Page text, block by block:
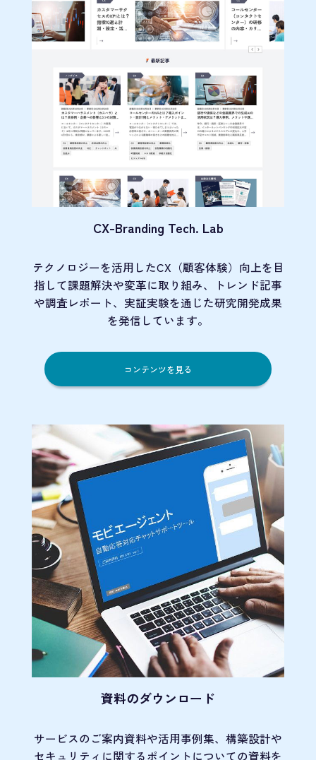
CX-Branding Tech. Lab
テクノロジーを活用したCX（顧客体験）向上を目
指して課題解決や変革に取り組み、トレンド記事
や調査レポート、実証実験を通じた研究開発成果
を発信しています。
コンテンツを見る
資料のダウンロード
サービスのご案内資料や活用事例集、 構築設計や
セキュリティに関するポイントについての資料を